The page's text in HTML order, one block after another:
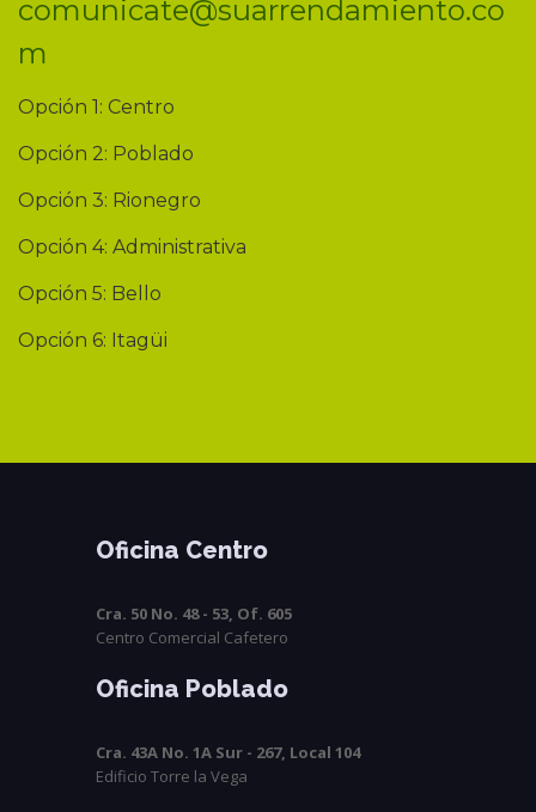
comunicate@suarrendamiento.co
m
Opción 1: Centro
Opción 2: Poblado
Opción 3: Rionegro
Opción 4: Administrativa
Opción 5: Bello
Opción 6: Itagüi
Oficina Centro
Cra. 50 No. 48 - 53, Of. 605
Centro Comercial Cafetero
Oficina Poblado
Cra. 43A No. 1A Sur - 267, Local 104
Edificio Torre la Vega